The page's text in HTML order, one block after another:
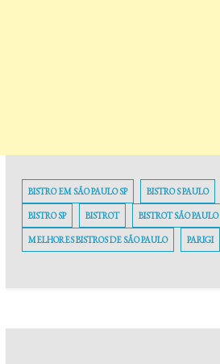
BISTRO EM SÃO PAULO SP BISTRO S PAULO
BISTRO SP BISTROT BISTROT SÃO PAULO
MELHORES BISTROS DE SÃO PAULO PARIGI